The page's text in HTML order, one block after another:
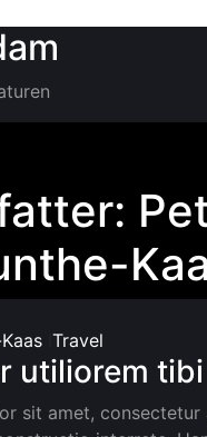
Travel
utiliorem tibi
sit amet, consectetur